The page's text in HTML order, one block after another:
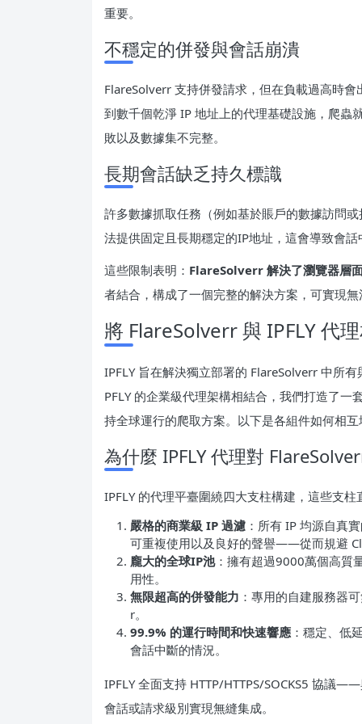
重要。
不穩定的併發與會話崩潰
FlareSolverr 支持併發請求，但在負載過高時
到數千個乾淨 IP 地址上的代理基礎設施，爬蟲
敗以及數據集不完整。
長期會話缺乏持久標識
許多數據抓取任務（例如基於賬戶的數據訪問
法提供固定且長期穩定的IP地址，這會導致會
這些限制表明： FlareSolverr 解決了瀏覽器層
者結合，構成了一個完整的解決方案，可實現
將 FlareSolverr 與 IPFLY 代
IPFLY 旨在解決獨立部署的 FlareSolverr 中所
PFLY 的企業級代理架構相結合，我們打造了
持全球運行的爬取方案。以下是各組件如何相
為什麼 IPFLY 代理對
IPFLY 的代理平臺圍繞四大支柱構建，這些支
嚴格的商業級 IP 過濾 ：所有 IP 均源自真
可重複使用以及良好的聲譽——從而規避
龐大的全球IP池：擁有超過9000萬個高質
用性。
無限超高的併發能力 ：專用的自建服務器
r。
99.9% 的運行時間和快速響應 ：穩定、低
會話中斷的情況。
IPFLY 全面支持 HTTP/HTTPS/SOCKS5 協議
會話或請求級別實現無縫集成。